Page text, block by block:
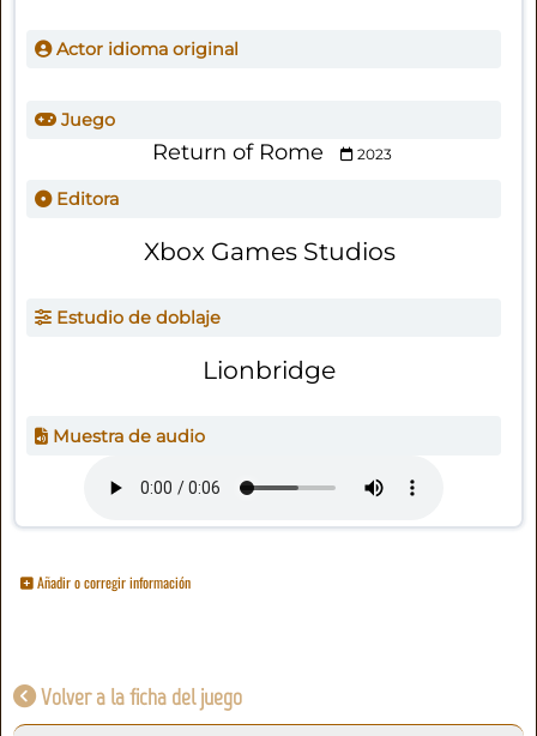
Actor idioma original
Juego
Return of Rome 2023
Editora
Xbox Games Studios
Estudio de doblaje
Lionbridge
Muestra de audio
Añadir o corregir información
Volver a la ficha del juego